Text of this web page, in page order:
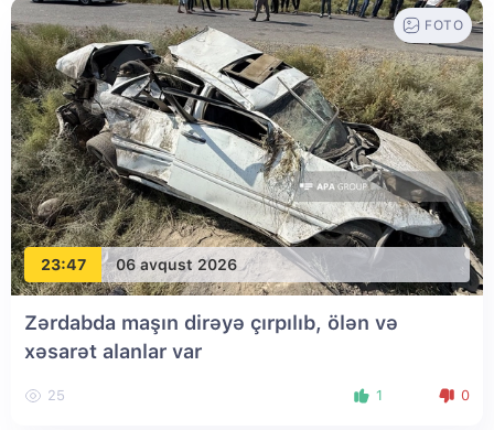
23:47 06 avqust 2026
FOTO
Zərdabda maşın dirəyə çırpılıb, ölən və
xəsarət alanlar var
25 1 0